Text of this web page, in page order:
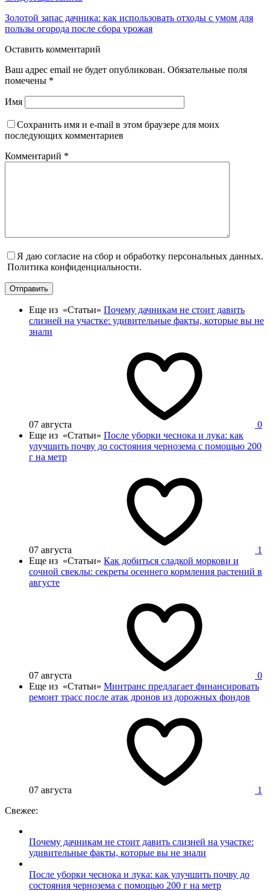
Золотой запас дачника: как использовать отходы с умом для
пользы огорода после сбора урожая
Оставить комментарий
Ваш адрес email не будет опубликован. Обязательные поля
помечены *
Имя
Сохранить имя и e-mail в этом браузере для моих
последующих комментариев
Комментарий *
Я даю согласие на сбор и обработку персональных данных.
Политика конфиденциальности.
Отправить
Еще из «Статьи» Почему дачникам не стоит давить
слизней на участке: удивительные факты, которые вы не
знали
07 августа
0
Еще из «Статьи» После уборки чеснока и лука: как
улучшить почву до состояния чернозема с помощью 200
г на метр
07 августа
1
Еще из «Статьи» Как добиться сладкой моркови и
сочной свеклы: секреты осеннего кормления растений в
августе
07 августа
0
Еще из «Статьи» Минтранс предлагает финансировать
ремонт трасс после атак дронов из дорожных фондов
07 августа
1
Свежее:
Почему дачникам не стоит давить слизней на участке:
удивительные факты, которые вы не знали
После уборки чеснока и лука: как улучшить почву до
состояния чернозема с помощью 200 г на метр